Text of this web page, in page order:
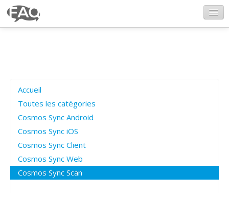
Poser une question
Questions ouvertes
Connexion
Accueil
Toutes les catégories
Cosmos Sync Android
Cosmos Sync iOS
Cosmos Sync Client
Cosmos Sync Web
Cosmos Sync Scan